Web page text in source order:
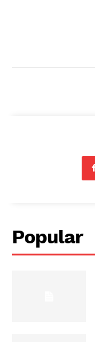
Popular